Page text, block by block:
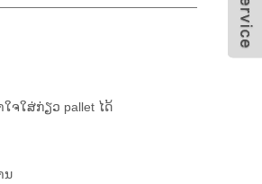
ຈໃສ່ກ່ຽວ pallet ໄດ້
ນ